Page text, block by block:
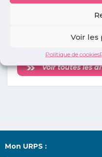
Voir les
Politique de cookies
annonces
Voir toutes les
Mon URPS :